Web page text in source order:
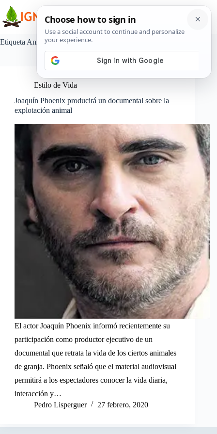
contenido
Etiqueta Animales de granja
Estilo de Vida
Joaquín Phoenix producirá un documental sobre la
explotación animal
El actor Joaquín Phoenix informó recientemente su
participación como productor ejecutivo de un
documental que retrata la vida de los ciertos animales
de granja. Phoenix señaló que el material audiovisual
permitirá a los espectadores conocer la vida diaria,
interacción y…
Pedro Lisperguer
27 febrero, 2020